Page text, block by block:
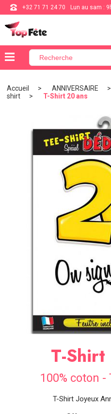
+32 71 71 24 70 Lun au sam :
×
BALLON
CONTACT
Accueil ANNIVERSAIRE
shirt
T-Shirt 20 ans
T-
100% coton
T-Shirt Joyeux